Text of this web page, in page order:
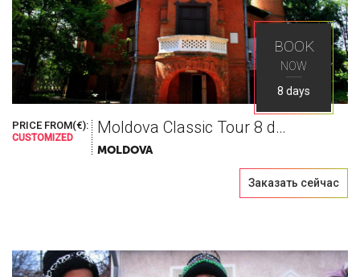
BOOK
NOW
8 days
PRICE FROM(€):
CUSTOMIZED
Moldova Classic Tour 8 days
MOLDOVA
Заказать сейчас